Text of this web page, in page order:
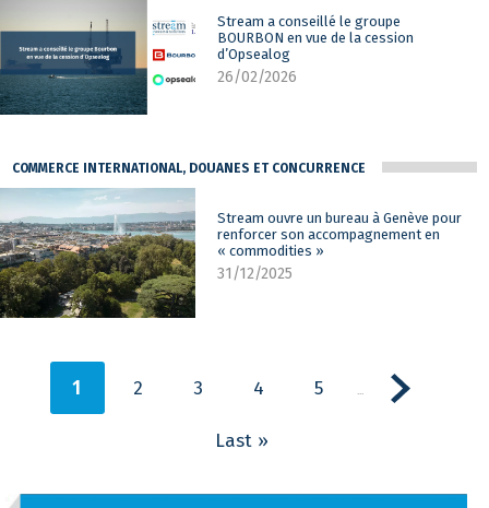
Stream a conseillé le groupe
BOURBON en vue de la cession
d’Opsealog
26/02/2026
COMMERCE INTERNATIONAL, DOUANES ET CONCURRENCE
Stream ouvre un bureau à Genève pour
renforcer son accompagnement en
« commodities »
31/12/2025
1 2 3 4 5 ...
Last »